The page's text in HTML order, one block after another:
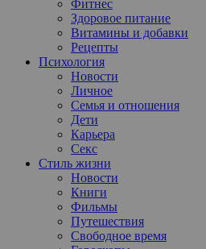
Фитнес
Здоровое питание
Витамины и добавки
Рецепты
Психология
Новости
Личное
Семья и отношения
Дети
Карьера
Секс
Стиль жизни
Новости
Книги
Фильмы
Путешествия
Свободное время